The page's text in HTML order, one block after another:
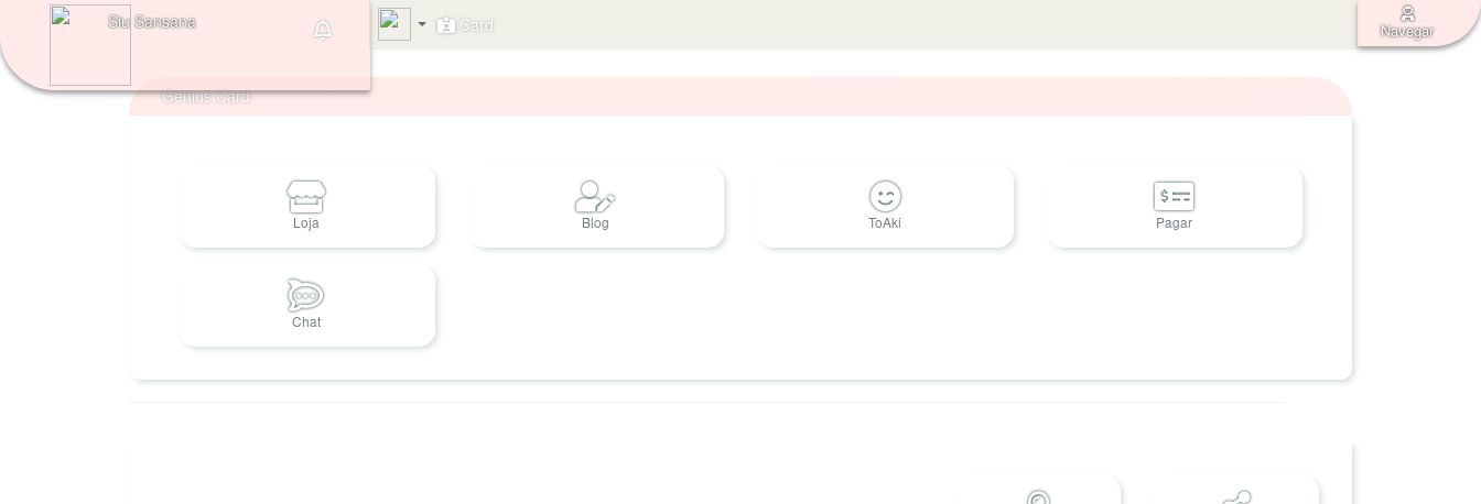
Siu Sansana Card Navegar
Genius Card
Loja Blog ToAki Pagar
Chat